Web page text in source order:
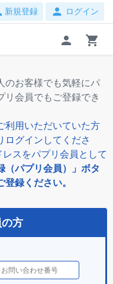
新規登録 person ログイン
person shopping_cart
のお客様でも気軽にパ
リ会員でもご登録でき
利用いただいていた方
ログインしてくださ
スをパプリ会員として
（パプリ会員）」ボタ
録ください。
方